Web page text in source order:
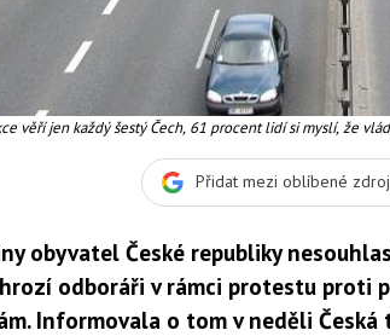
věří jen každý šestý Čech, 61 procent lidí si myslí, že
Přidat mezi oblíbené
obyvatel České republiky
odboráři v rámci protestu proti
Informovala o tom v neděli